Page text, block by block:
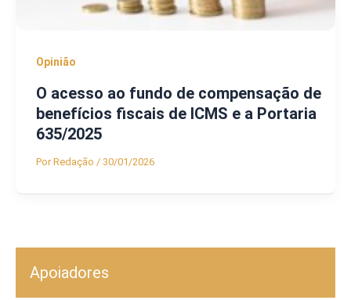
Opinião
O acesso ao fundo de compensação de
benefícios fiscais de ICMS e a Portaria
635/2025
PorRedação / 30/01/2026
Apoiadores